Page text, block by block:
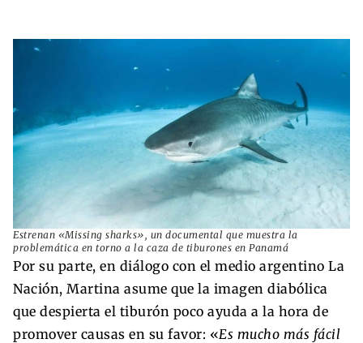
Estrenan «Missing sharks», un documental que muestra la
problemática en torno a la caza de tiburones en Panamá
Por su parte, en diálogo con el medio argentino La
Nación, Martina asume que la imagen diabólica
que despierta el tiburón poco ayuda a la hora de
promover causas en su favor: «Es mucho más fácil